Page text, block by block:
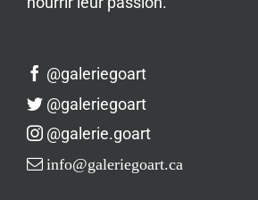
@galeriegoart
@galeriegoart
@galerie.goart
info@galeriegoart.ca